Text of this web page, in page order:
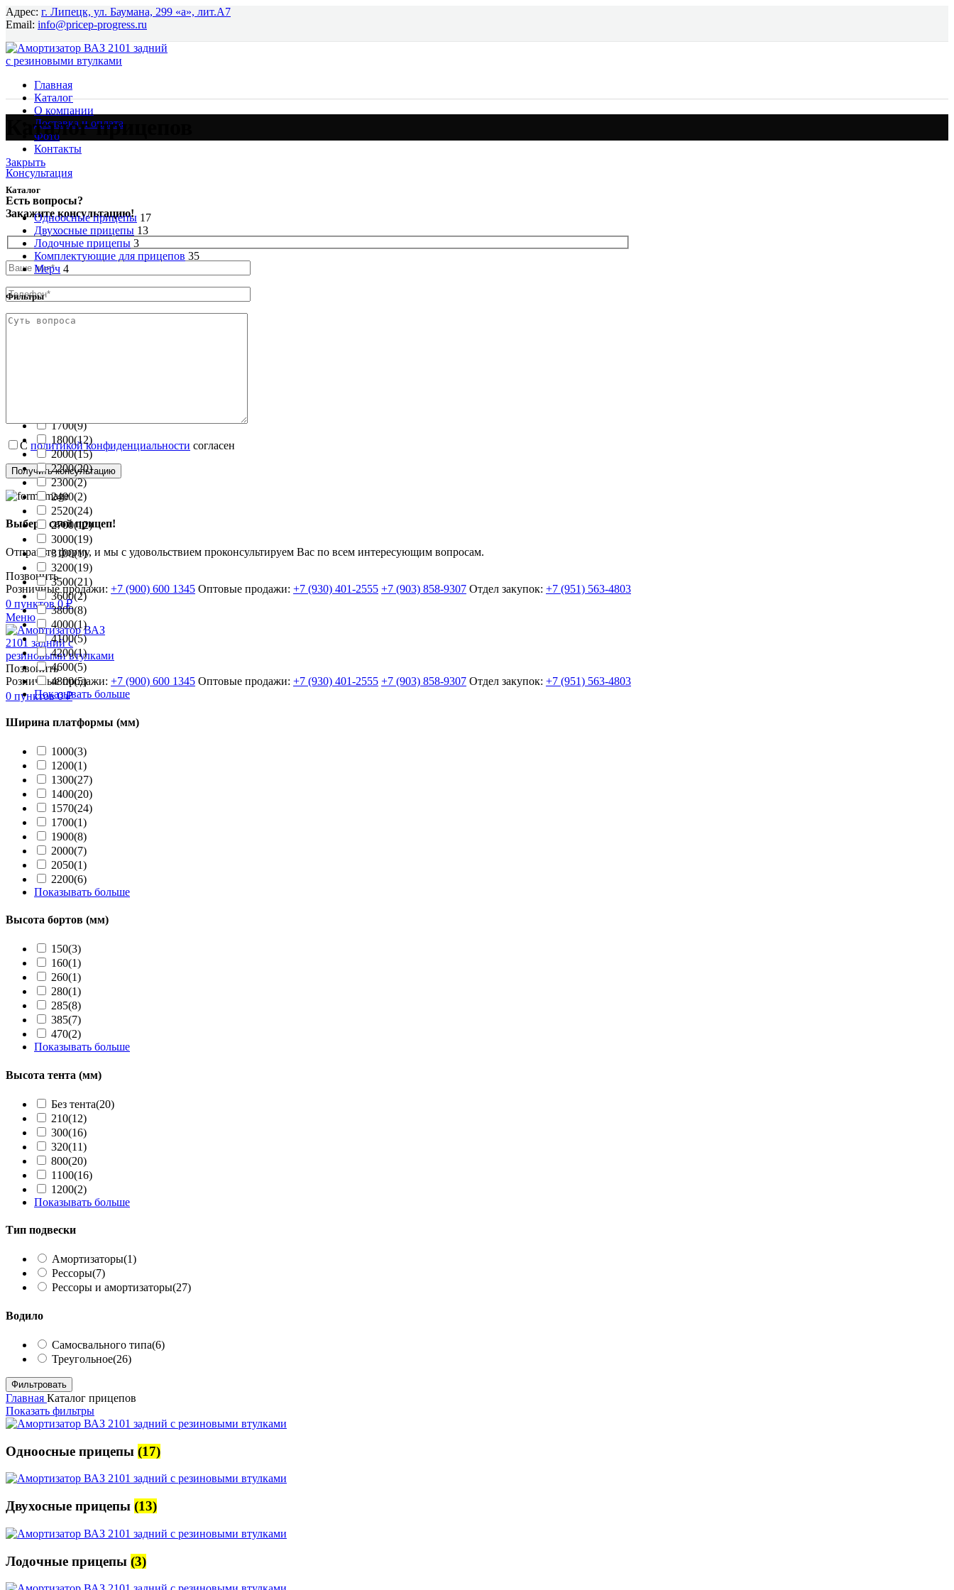
Адрес: г. Липецк, ул. Баумана, 299 «а», лит.А7
Email: info@pricep-progress.ru
Главная
Каталог
О компании
Доставка и оплата
Фото
Контакты
Консультация
Есть вопросы?
Закажите консультацию!
С политикой конфиденциальности согласен
Выбери свой прицеп!
Отправьте форму, и мы с удовольствием проконсультируем Вас по всем интересующим вопросам.
Позвонить
Розничные продажи: +7 (900) 600 1345 Оптовые продажи: +7 (930) 401-2555 +7 (903) 858-9307 Отдел закупок: +7 (951) 563-4803
0 пунктов 0₽
Меню
Позвонить
Розничные продажи: +7 (900) 600 1345 Оптовые продажи: +7 (930) 401-2555 +7 (903) 858-9307 Отдел закупок: +7 (951) 563-4803
0 пунктов 0₽
Каталог прицепов
Закрыть
Каталог
Одноосные прицепы 17
Двухосные прицепы 13
Лодочные прицепы 3
Комплектующие для прицепов 35
Мерч 4
Фильтры
Цена
1700(9)
1800(12)
2000(15)
2200(20)
2300(2)
2400(2)
2520(24)
2700(12)
3000(19)
3100(1)
3200(19)
3500(21)
3600(2)
3800(8)
4000(1)
4100(5)
4200(1)
4600(5)
4800(5)
Показывать больше
Ширина платформы (мм)
1000(3)
1200(1)
1300(27)
1400(20)
1570(24)
1700(1)
1900(8)
2000(7)
2050(1)
2200(6)
Показывать больше
Высота бортов (мм)
150(3)
160(1)
260(1)
280(1)
285(8)
385(7)
470(2)
Показывать больше
Высота тента (мм)
Без тента(20)
210(12)
300(16)
320(11)
800(20)
1100(16)
1200(2)
Показывать больше
Тип подвески
Амортизаторы(1)
Рессоры(7)
Рессоры и амортизаторы(27)
Водило
Самосвального типа(6)
Треугольное(26)
Фильтровать
Главная Каталог прицепов
Показать фильтры
Одноосные прицепы (17)
Двухосные прицепы (13)
Лодочные прицепы (3)